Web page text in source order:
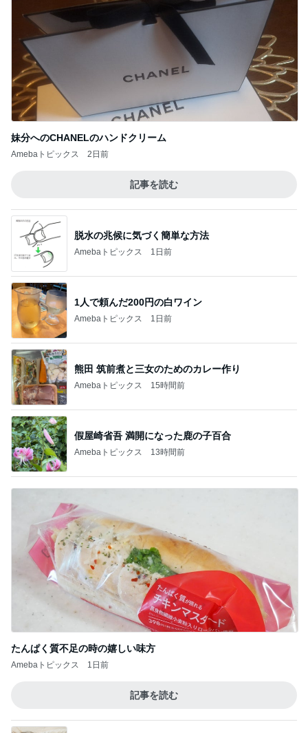
妹分へのCHANELのハンドクリーム
Amebaトピックス 2日前
記事を読む
脱水の兆候に気づく簡単な方法
Amebaトピックス 1日前
1人で頼んだ200円の白ワイン
Amebaトピックス 1日前
熊田 筑前煮と三女のためのカレー作り
Amebaトピックス 15時間前
假屋崎省吾 満開になった鹿の子百合
Amebaトピックス 13時間前
たんぱく質不足の時の嬉しい味方
Amebaトピックス 1日前
記事を読む